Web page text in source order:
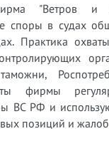
"Ветров и
споры в судах
Практика
фирмы
ВС РФ и
позиций и